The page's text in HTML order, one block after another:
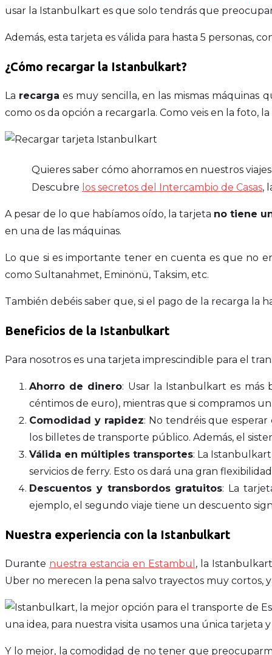
usar la Istanbulkart es que solo tendrás que
Además, esta tarjeta es válida para hasta 5 personas,
¿Cómo recargar la Istanbulkart?
La recarga es muy sencilla, en las mismas máquinas
como os da opción a recargarla. Como veis en la foto,
Quieres saber cómo ahorramos en nuestros
Descubre los secretos del Intercambio de Casas,
A pesar de lo que habíamos oído, la tarjeta no tiene
en una de las máquinas.
Lo que si es importante tener en cuenta es que no
como Sultanahmet, Eminönü, Taksim, etc.
También debéis saber que, si el pago de la recarga la
Beneficios de la Istanbulkart
Para nosotros es una tarjeta imprescindible para el
Ahorro de dinero: Usar la Istanbulkart es más
céntimos de euro), mientras que si compramos
Comodidad y rapidez: No tendréis que
los billetes de transporte público. Además, el
Válida en múltiples transportes: La
servicios de ferry. Esto os dará una gran
Descuentos y transbordos gratuitos: La
ejemplo, el segundo viaje tiene un descuento
Nuestra experiencia con la Istanbulkart
Durante nuestra estancia en Estambul , la
Uber no merecen la pena salvo trayectos muy
una idea, para nuestra visita usamos una única tarjeta
Y lo mejor, la comodidad de no tener que